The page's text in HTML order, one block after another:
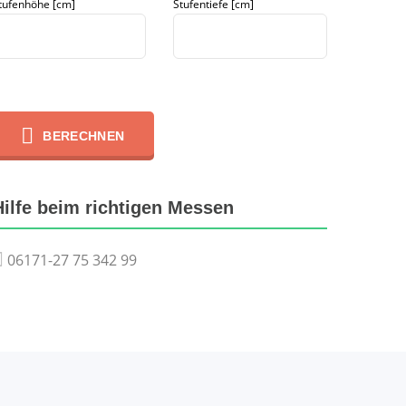
[cm] Stufentiefe [cm]
BERECHNEN
beim richtigen Messen
06171-27 75 342 99